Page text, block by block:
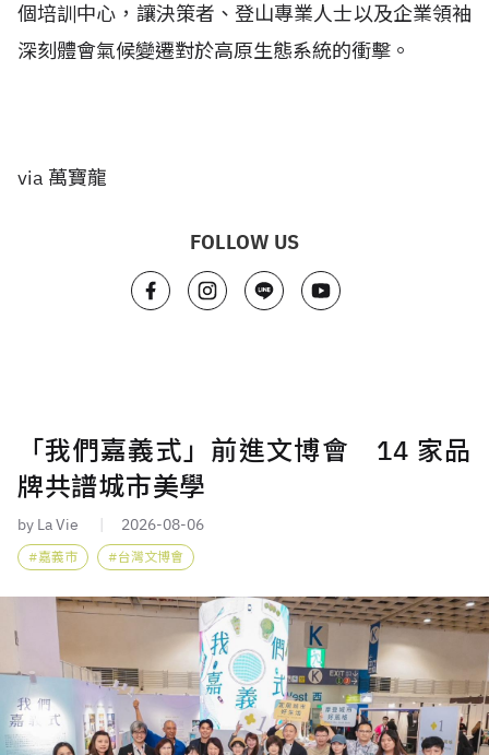
個培訓中心，讓決策者、登山專業人士以及企業領袖
深刻體會氣候變遷對於高原生態系統的衝擊。
via 萬寶龍
FOLLOW US
「我們嘉義式」前進文博會 14 家品
牌共譜城市美學
by La Vie 2026-08-06
嘉義市 台灣文博會